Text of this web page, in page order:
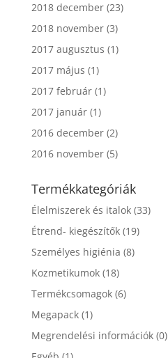
2018 december(23)
2018 november(3)
2017 augusztus (1)
2017 május (1)
2017 február(1)
2017 január(1)
2016 december(2)
2016 november(5)
Termékkategóriák
Élelmiszerek és italok (33)
Étrend- kiegészítők (19)
Személyes higiénia (8)
Kozmetikumok (18)
Termékcsomagok (6)
Megapack (1)
Megrendelési információk (0)